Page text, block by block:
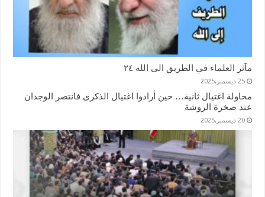
مآثر العلماء في الطريق الى الله ٢٤
25 ديسمبر,2025
محاولة اغتيال ثانية… حين أرادوا اغتيال الذكرى فانتصر الوجدان
عند صخرة الروشة
20 ديسمبر,2025